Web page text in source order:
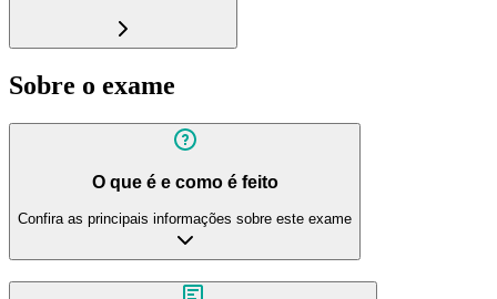
Sobre o exame
O que é e como é feito
Confira as principais informações sobre este exame